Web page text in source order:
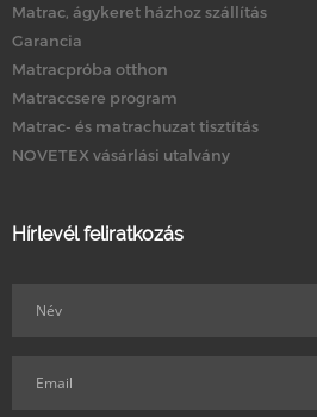
Matrac, ágykeret házhoz szállítás
Garancia
Matracpróba otthon
Matraccsere program
Matrac- és matrachuzat tisztítás
NOVETEX vásárlási utalvány
Hírlevél feliratkozás